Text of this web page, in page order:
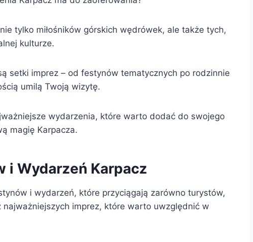
tylko miłośników górskich wędrówek, ale także tych,
kulturze.
setki imprez – od festynów tematycznych po rodzinnie
umilą Twoją wizytę.
wydarzenia, które warto dodać do swojego
magię Karpacza.
i Wydarzeń Karpacz
i wydarzeń, które przyciągają zarówno turystów,
imprez, które warto uwzględnić w